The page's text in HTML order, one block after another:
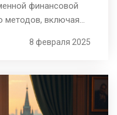
финансовой
методов, включая
Различные
срочности и
поможет вам
лишних хлопот.
8 февраля 2025